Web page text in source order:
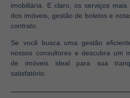
imobiliária. E claro, os serviços
dos imóveis, gestão de boletos e
contrato.
Se você busca uma gestão
nossos consultores e descubra um
de imóveis ideal para sua
satisfatório.